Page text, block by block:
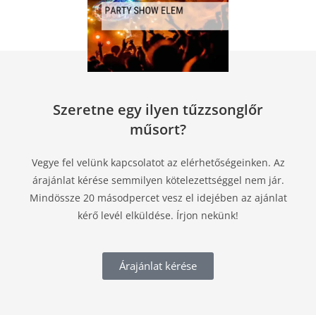
Szeretne egy ilyen tűzzsonglőr
műsort?
Vegye fel velünk kapcsolatot az elérhetőségeinken. Az
árajánlat kérése semmilyen kötelezettséggel nem jár.
Mindössze 20 másodpercet vesz el idejében az ajánlat
kérő levél elküldése. Írjon nekünk!
Árajánlat kérése